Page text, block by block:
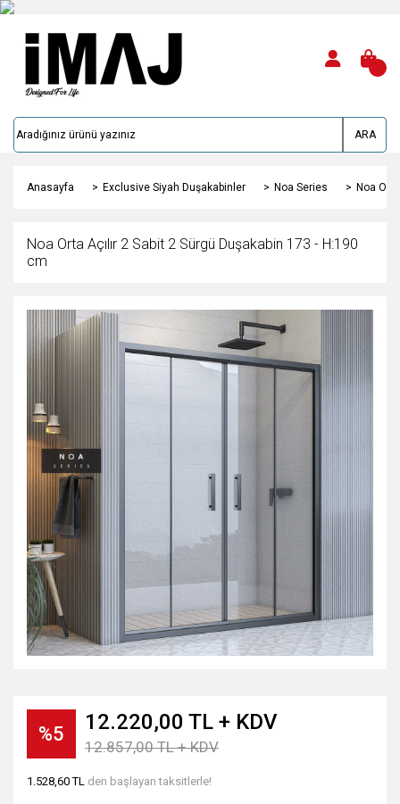
ARA
Anasayfa Exclusive Siyah Duşakabinler Noa Series Noa
Noa Orta Açılır 2 Sabit 2 Sürgü Duşakabin 173 - H:190
cm
%5 12.220,00 TL + KDV
12.857,00 TL + KDV
1.528,60 TL den başlayan taksitlerle!